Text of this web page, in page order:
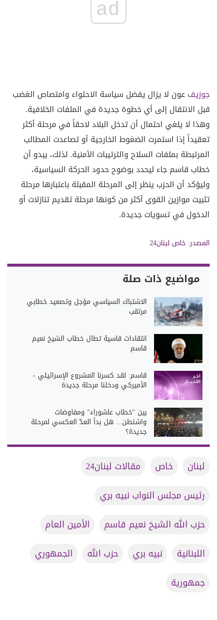
ad
جوزيفعون لا يزال يفضل سياسة الاحتواء وامتصاص الغضب
قبل الانتقال إلى أي خطوة جديدة في الملفات الخلافية.
وهذا لا يلغي احتمال أن تدخل البلاد لاحقاً في مرحلة أكثر
تعقيداً إذا استمرت الضغوط الخارجية أو تصاعدت المطالب
المرتبطة بملفات السلاح والترتيبات الأمنية. لذلك، يبدو أن
خطاب قاسم جاء ليحدد بوضوح حدود الحركة السياسية،
وليؤكد أن الحزب ينظر إلى المرحلة المقبلة باعتبارها مرحلة
تثبيت موازين القوى أكثر من كونها مرحلة تقديم تنازلات أو
الدخول في تسويات جديدة.
المصدر: خاص لبنان24
مواضيع ذات صلة
الاشتباك السياسي مؤجل وتصعيد خطابي
مرتقب
انتقادات قاسية تطال خطاب الشيخ نعيم
قاسم
قاسم: لقد كسرنا المشروع الإسرائيلي -
الأميركي ودخلنا مرحلة جديدة
بين "خطاب عاشوراء" ومفاوضات
واشنطن... هل بدأ العدّ العكسي لمرحلة
جديدة؟
لبنان خاص
مقالات لبنان24
رئيس مجلس النواب نبيه بري
حزب الله الشيخ نعيم قاسم
الأمين العام
اللبنانية
نبيه بري حزب الله
الجمهوري
جمهورية